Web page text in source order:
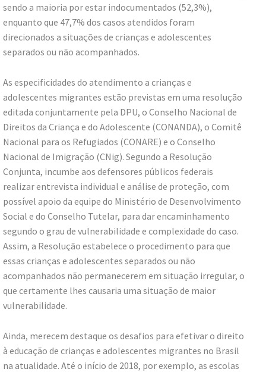
sendo a maioria por estar indocumentados (52,3%),
enquanto que 47,7% dos casos atendidos foram
direcionados a situações de crianças e adolescentes
separados ou não acompanhados.
As especificidades do atendimento a crianças e
adolescentes migrantes estão previstas em uma resolução
editada conjuntamente pela DPU, o Conselho Nacional de
Direitos da Criança e do Adolescente (CONANDA), o Comitê
Nacional para os Refugiados (CONARE) e o Conselho
Nacional de Imigração (CNig). Segundo a Resolução
Conjunta, incumbe aos defensores públicos federais
realizar entrevista individual e análise de proteção, com
possível apoio da equipe do Ministério de Desenvolvimento
Social e do Conselho Tutelar, para dar encaminhamento
segundo o grau de vulnerabilidade e complexidade do caso.
Assim, a Resolução estabelece o procedimento para que
essas crianças e adolescentes separados ou não
acompanhados não permanecerem em situação irregular, o
que certamente lhes causaria uma situação de maior
vulnerabilidade.
Ainda, merecem destaque os desafios para efetivar o direito
à educação de crianças e adolescentes migrantes no Brasil
na atualidade. Até o início de 2018, por exemplo, as escolas